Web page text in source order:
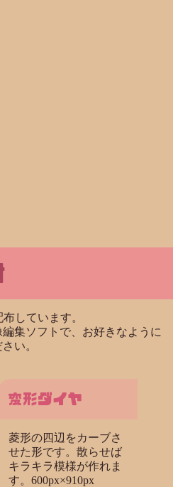
しています。
集ソフトで、お好きなように
い。
変形ダイヤ
菱形の四辺をカーブさ
せた形です。散らせば
キラキラ模様が作れま
す。600px×910px